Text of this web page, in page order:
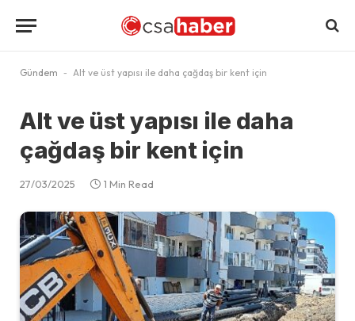
Gündem - Alt ve üst yapısı ile daha çağdaş bir kent için
Alt ve üst yapısı ile daha
çağdaş bir kent için
27/03/2025 1 Min Read